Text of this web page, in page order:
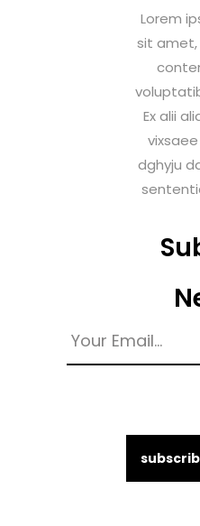
Lorem
sit
Ex alii
dghyju